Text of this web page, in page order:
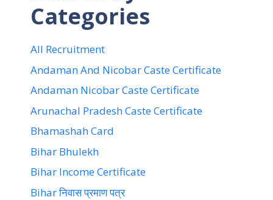
Categories
All Recruitment
Andaman And Nicobar Caste Certificate
Andaman Nicobar Caste Certificate
Arunachal Pradesh Caste Certificate
Bhamashah Card
Bihar Bhulekh
Bihar Income Certificate
Bihar निवास प्रमाण पत्र